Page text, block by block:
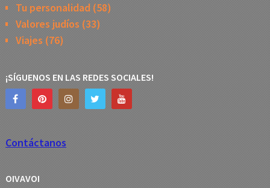
Tu personalidad(58)
Valores judíos (33)
Viajes (76)
¡SÍGUENOS EN LAS REDES SOCIALES!
Contáctanos
OIVAVOI